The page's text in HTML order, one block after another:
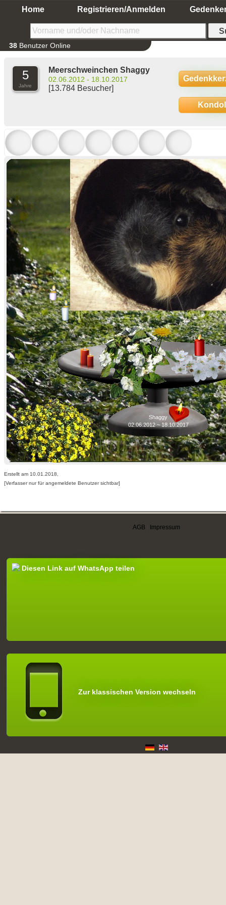
Home Registrieren/Anmelden
38 Benutzer Online
5
Jahre
Meerschweinchen Shaggy
02.06.2012 - 18.10.2017
[13.784 Besucher]
Shaggy
02.06.2012 ~ 18.10.2017
Erstellt am 10.01.2018,
[Verfasser nur für angemeldete Benutzer sichtbar]
AGB Impressum
Diesen Link auf WhatsApp teilen
Zur klassischen Version wechseln